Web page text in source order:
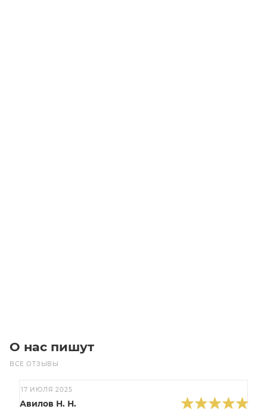
О нас пишут
ВСЕ ОТЗЫВЫ
17 ИЮЛЯ 2025
Авилов Н. Н.